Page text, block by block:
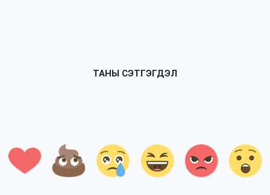
ТАНЫ СЭТГЭГДЭЛ